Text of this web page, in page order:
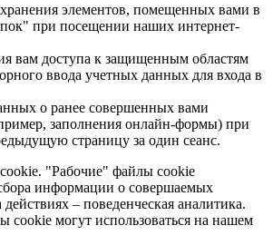
элементов, помещенных вами в
при посещении наших интернет-
вам доступа к защищенным областям
ввода учетных данных для входа в
о ранее совершенных вами
заполнения онлайн-формы) при
страницу за один сеанс.
"Рабочие" файлы cookie
информации о совершаемых
действиях – поведенческая аналитика.
cookie могут использоваться на нашем